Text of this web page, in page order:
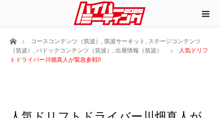
ホームコースコンテンツ（筑波） , 筑波サーキット , ステージコンテンツ
（筑波） , パドックコンテンツ（筑波） , 出展情報（筑波）
人気ドリフ
トドライバー川畑真人が緊急参戦!!